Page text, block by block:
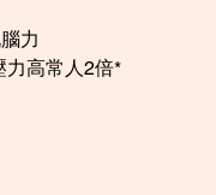
力
力高常人2倍*